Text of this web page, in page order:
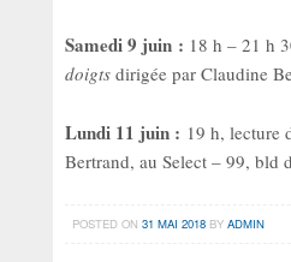
Samedi 9 juin : 18 h – 21 h
doigts dirigée par Claudine
Lundi 11 juin : 19 h, lecture
Bertrand, au Select – 99, bld
POSTED ON 31 MAI 2018BY ADMIN